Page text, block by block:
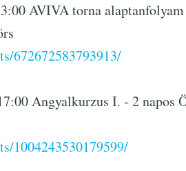
AVIVA torna
672672583793913/
Angyalkurzus I. - 2 napos
1004243530179599/